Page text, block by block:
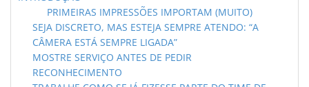
PRIMEIRAS IMPRESSÕES IMPORTAM (MUITO)
SEJA DISCRETO, MAS ESTEJA SEMPRE ATENDO: “A
CÂMERA ESTÁ SEMPRE LIGADA”
MOSTRE SERVIÇO ANTES DE PEDIR
RECONHECIMENTO